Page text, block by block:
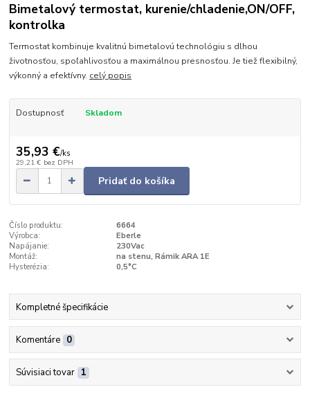
Bimetalový termostat, kurenie/chladenie,ON/OFF,
kontrolka
Termostat kombinuje kvalitnú bimetalovú technológiu s dlhou
životnosťou, spoľahlivosťou a maximálnou presnosťou. Je tiež flexibilný,
výkonný a efektívny. celý popis
Dostupnosť Skladom
35,93 €/ks
29,21 € bez DPH
Pridať do košíka
Číslo produktu:
6664
Výrobca:
Eberle
Napájanie:
230Vac
Montáž:
na stenu, Rámik ARA 1E
Hysterézia:
0,5°C
Kompletné špecifikácie
Komentáre 0
Súvisiaci tovar 1